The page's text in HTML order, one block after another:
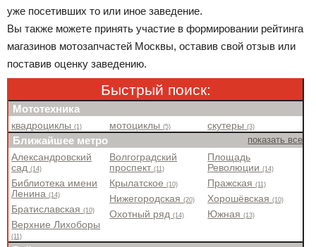
уже посетивших то или иное заведение.
Вы также можете принять участие в формировании рейтинга
магазинов мотозапчастей Москвы, оставив свой отзыв или
поставив оценку заведению.
Быстрый поиск:
Мототехника
квадроциклы(1) мотоциклы(5) скутеры(3)
Ближайшее метро показать все
Александровский
сад(14)
Библиотека имени
Ленина(14)
Братиславская(10)
Верхние Лихоборы
(11)
Волгоградский
проспект(11)
Крылатское(10)
Нижегородская(20)
Охотный ряд(14)
Площадь
Революции(14)
Пражская(11)
Хорошёвская(10)
Южная(13)